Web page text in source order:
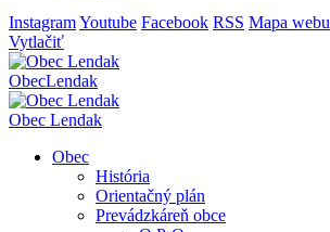
InstagramYoutube Facebook RSS Mapa webu
Vytlačiť
ObecLendak
Obec Lendak
Obec
História
Orientačný plán
Prevádzkáreň obce